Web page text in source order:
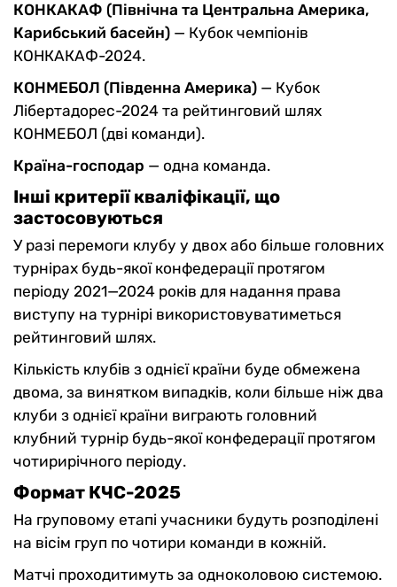
КОНКАКАФ (Північна та Центральна Америка,
Карибський басейн) — Кубок чемпіонів
КОНКАКАФ-2024.
КОНМЕБОЛ (Південна Америка) — Кубок
Лібертадорес-2024 та рейтинговий шлях
КОНМЕБОЛ (дві команди).
Країна-господар — одна команда.
Інші критерії кваліфікації, що
застосовуються
У разі перемоги клубу у двох або більше головних
турнірах будь-якої конфедерації протягом
періоду 2021—2024 років для надання права
виступу на турнірі використовуватиметься
рейтинговий шлях.
Кількість клубів з однієї країни буде обмежена
двома, за винятком випадків, коли більше ніж два
клуби з однієї країни виграють головний
клубний турнір будь-якої конфедерації протягом
чотирирічного періоду.
Формат КЧС-2025
На груповому етапі учасники будуть розподілені
на вісім груп по чотири команди в кожній.
Матчі проходитимуть за одноколовою системою.